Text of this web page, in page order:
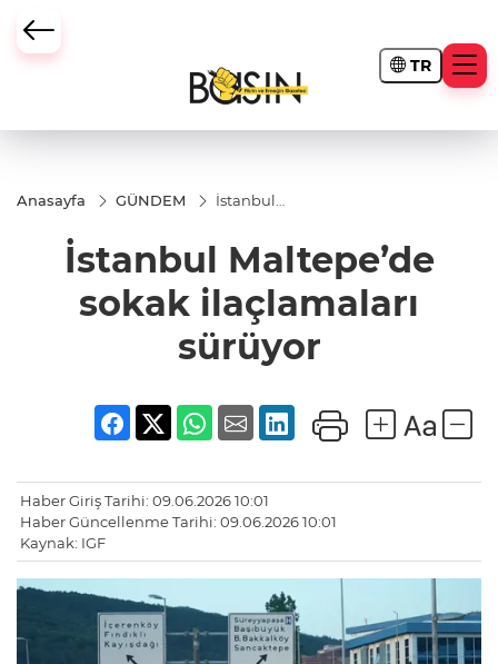
TR
Anasayfa GÜNDEM
İstanbul
ilaçlamaları
sürüyor
İstanbul Maltepe’de
sokak ilaçlamaları
sürüyor
Haber Giriş Tarihi: 09.06.2026 10:01
Haber Güncellenme Tarihi: 09.06.2026 10:01
Kaynak: IGF